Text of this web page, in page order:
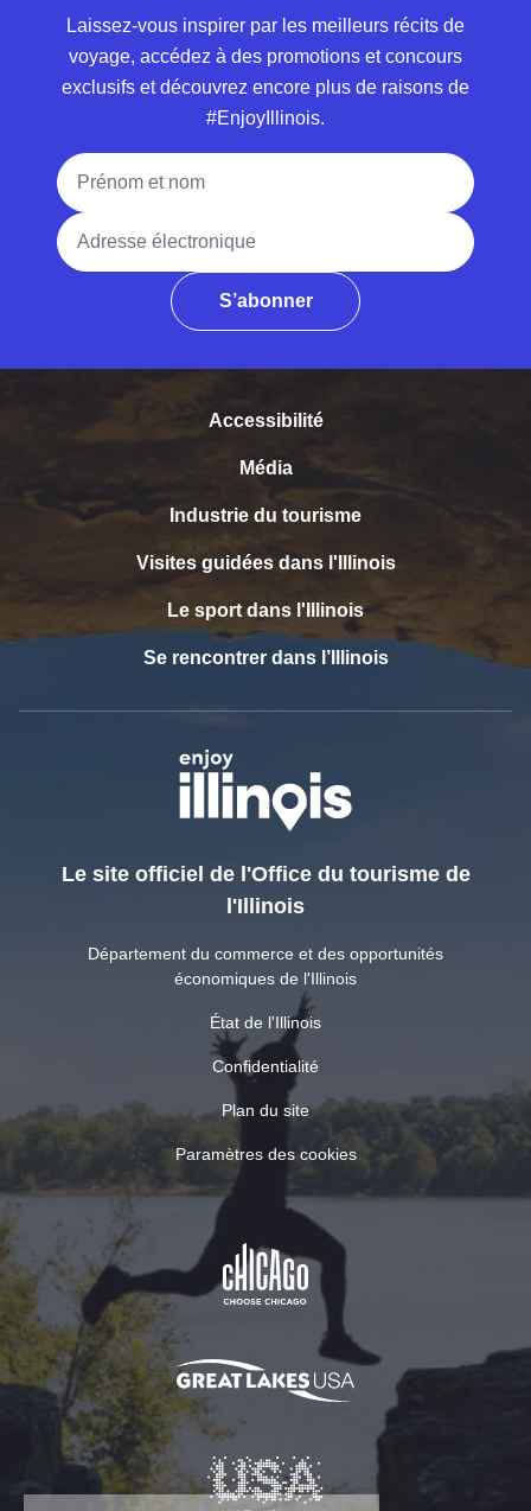
Laissez-vous inspirer par les meilleurs récits de
voyage, accédez à des promotions et concours
exclusifs et découvrez encore plus de raisons de
#EnjoyIllinois.
Nom complet
Adresse électronique
S’abonner
Accessibilité
Média
Industrie du tourisme
Visites guidées dans l'Illinois
Le sport dans l'Illinois
Se rencontrer dans l’Illinois
Le site officiel de l'Office du tourisme de
l'Illinois
Département du commerce et des opportunités
économiques de l'Illinois
État de l'Illinois
Confidentialité
Plan du site
Paramètres des cookies